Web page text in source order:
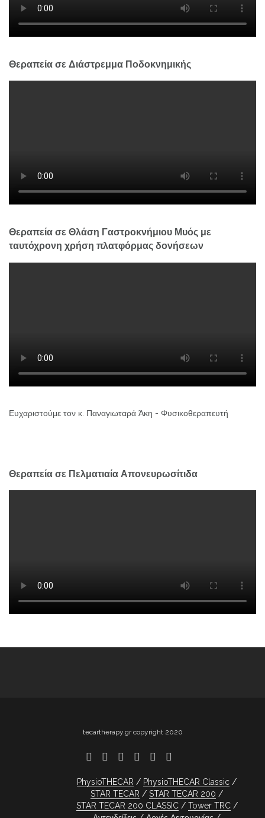
Θεραπεία σε Διάστρεμμα Ποδοκνημικής
Θεραπεία σε Θλάση Γαστροκνήμιου Μυός με
ταυτόχρονη χρήση πλατφόρμας δονήσεων
Ευχαριστούμε τον κ. Παναγιωταρά Άκη - Φυσικοθεραπευτή
Θεραπεία σε Πελματιαία Απονευρωσίτιδα
tecartherapy.gr copyright 2020
PhysioTHECAR
PhysioTHECAR Classic
STAR TECAR
STAR TECAR 200
STAR TECAR 200 CLASSIC
Tower TRC